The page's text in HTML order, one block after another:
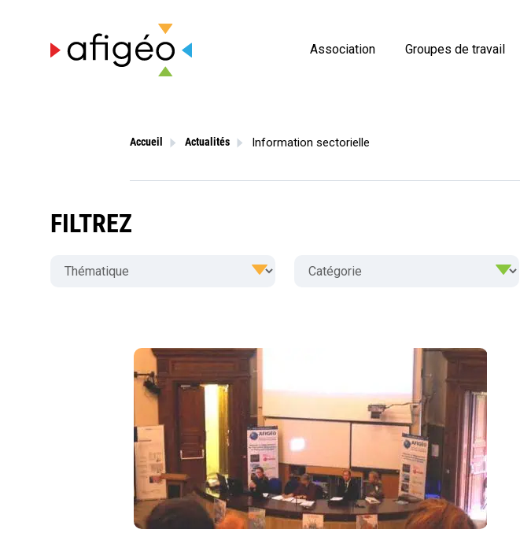
Association Groupes de travail
Accueil Actualités Information sectorielle
FILTREZ